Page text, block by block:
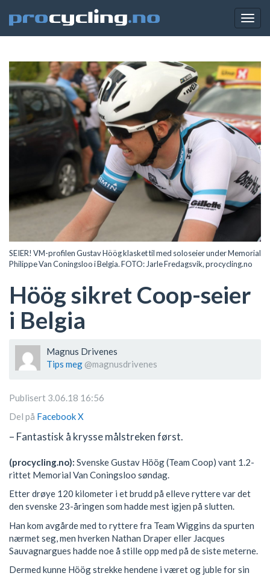
SEIER! VM-profilen Gustav Höög klasket til med soloseier under Memorial
Philippe Van Coningsloo i Belgia. FOTO: Jarle Fredagsvik, procycling.no
Höög sikret Coop-seier
i Belgia
Magnus Drivenes
Tips meg @magnusdrivenes
Publisert 3.06.18 16:56
Del på FacebookX
– Fantastisk å krysse målstreken først.
(procycling.no): Svenske Gustav Höög (Team Coop) vant 1.2-
rittet Memorial Van Coningsloo søndag.
Etter drøye 120 kilometer i et brudd på elleve ryttere var det
den svenske 23-åringen som hadde mest igjen på slutten.
Han kom avgårde med to ryttere fra Team Wiggins da spurten
nærmet seg, men hverken Nathan Draper eller Jacques
Sauvagnargues hadde noe å stille opp med på de siste meterne.
Dermed kunne Höög strekke hendene i været og juble for sin